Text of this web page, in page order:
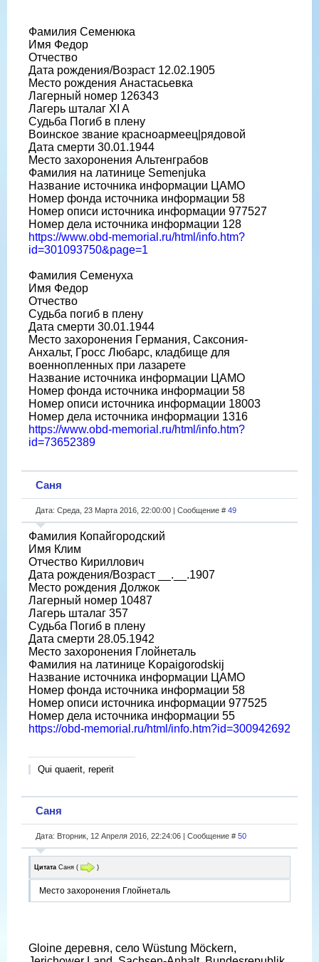
Фамилия Семенюка
Имя Федор
Отчество
Дата рождения/Возраст 12.02.1905
Место рождения Анастасьевка
Лагерный номер 126343
Лагерь шталаг XI A
Судьба Погиб в плену
Воинское звание красноармеец|рядовой
Дата смерти 30.01.1944
Место захоронения Альтенграбов
Фамилия на латинице Semenjuka
Название источника информации ЦАМО
Номер фонда источника информации 58
Номер описи источника информации 977527
Номер дела источника информации 128
https://www.obd-memorial.ru/html/info.htm?
id=301093750&page=1
Фамилия Семенуха
Имя Федор
Отчество
Судьба погиб в плену
Дата смерти 30.01.1944
Место захоронения Германия, Саксония-
Анхальт, Гросс Любарс, кладбище для
военнопленных при лазарете
Название источника информации ЦАМО
Номер фонда источника информации 58
Номер описи источника информации 18003
Номер дела источника информации 1316
https://www.obd-memorial.ru/html/info.htm?
id=73652389
Саня
Дата: Среда, 23 Марта 2016, 22:00:00 | Сообщение # 49
Фамилия Копайгородский
Имя Клим
Отчество Кириллович
Дата рождения/Возраст __.__.1907
Место рождения Должок
Лагерный номер 10487
Лагерь шталаг 357
Судьба Погиб в плену
Дата смерти 28.05.1942
Место захоронения Глойнеталь
Фамилия на латинице Kopaigorodskij
Название источника информации ЦАМО
Номер фонда источника информации 58
Номер описи источника информации 977525
Номер дела источника информации 55
https://obd-memorial.ru/html/info.htm?id=300942692
Qui quaerit, reperit
Саня
Дата: Вторник, 12 Апреля 2016, 22:24:06 | Сообщение # 50
Цитата Саня ( )
Место захоронения Глойнеталь
Gloine деревня, село Wüstung Möckern,